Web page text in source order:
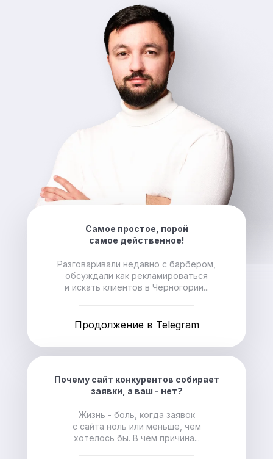
Самое простое, порой
самое действенное!
Разговаривали недавно с барбером,
обсуждали как рекламироваться
и искать клиентов в Черногории...
Продолжение в Telegram
Почему сайт конкурентов собирает
заявки, а ваш - нет?
Жизнь - боль, когда заявок
с сайта ноль или меньше, чем
хотелось бы. В чем причина...